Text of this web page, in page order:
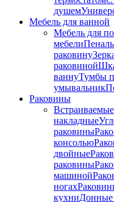
душем
Мебель для ванной
Мебель для
мебели
раковину
раковиной
ваннуТумбы
умывальник
Раковины
накладные
раковины
консолью
двойные
раковины
машиной
ногах
кухниДонные